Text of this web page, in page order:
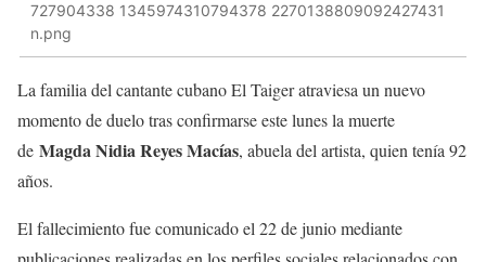
727904338 1345974310794378 2270138809092427431
n.png
La familia del cantante cubano El Taiger atraviesa un nuevo
momento de duelo tras confirmarse este lunes la muerte
de Magda Nidia Reyes Macías, abuela del artista, quien tenía 92
años.
El fallecimiento fue comunicado el 22 de junio mediante